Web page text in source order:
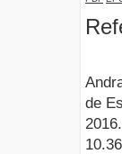
de